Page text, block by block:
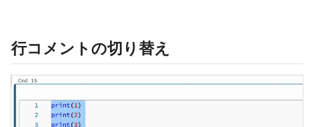
行コメントの切り替え